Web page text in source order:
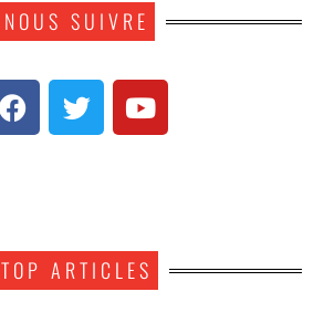
NOUS SUIVRE
TOP ARTICLES